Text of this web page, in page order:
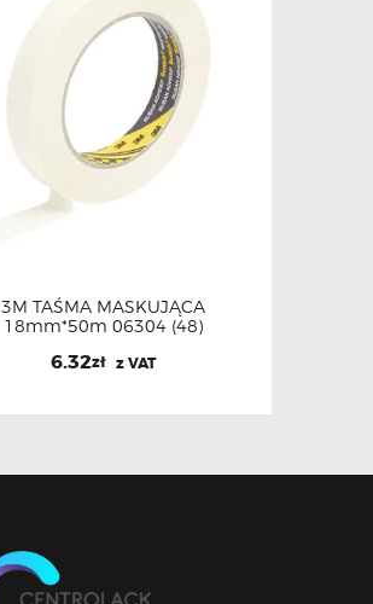
3M TAŚMA MASKUJĄCA
18mm*50m 06304 (48)
6.32zł z VAT